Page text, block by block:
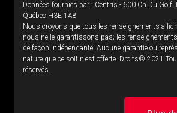
Données fournies par : Centris - 600 Ch Du Golf,
Québec H3E 1A8
Nous croyons que tous les renseignements
nous ne le garantissons pas; les
de façon indépendante. Aucune garantie ou
nature que ce soit n’est offerte. Droits© 2021
réservés.